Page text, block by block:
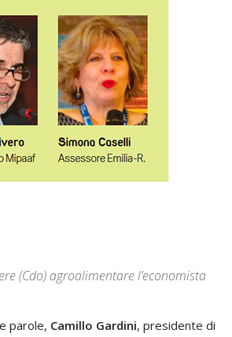
(Cdo) agroalimentare l’economista
parole, Camillo Gardini, presidente di